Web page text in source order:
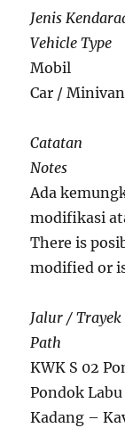
Jenis
Vehicle Type
Mobil
Car / Minivan
Catatan
Notes
Ada
modifikasi
There is
modified or
Jalur / Trayek
Path
KWK S 02
Pondok
Kadang –